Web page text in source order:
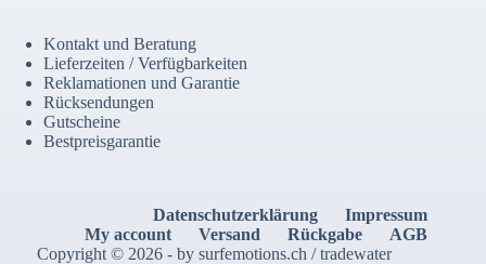
Kontakt und Beratung
Lieferzeiten / Verfügbarkeiten
Reklamationen und Garantie
Rücksendungen
Gutscheine
Bestpreisgarantie
Datenschutzerklärung
Impressum
My account
Versand Rückgabe
AGB
Copyright © 2026 - by surfemotions.ch / tradewater